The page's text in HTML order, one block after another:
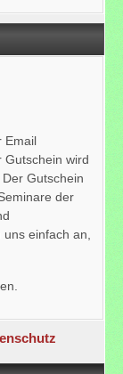
Email
Gutschein wird
Gutschein
der
uns einfach an,